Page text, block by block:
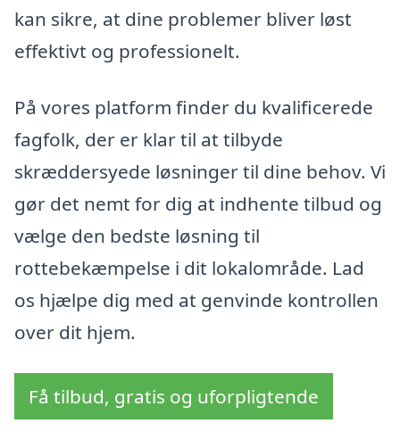
kan sikre, at dine problemer bliver løst
effektivt og professionelt.
På vores platform finder du kvalificerede
fagfolk, der er klar til at tilbyde
skræddersyede løsninger til dine behov. Vi
gør det nemt for dig at indhente tilbud og
vælge den bedste løsning til
rottebekæmpelse i dit lokalområde. Lad
os hjælpe dig med at genvinde kontrollen
over dit hjem.
Få tilbud, gratis og uforpligtende